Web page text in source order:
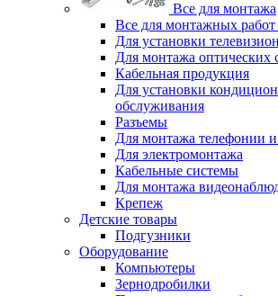
Все для монтажа
Все для монтажных работ
Для установки
Для монтажа оптических
Кабельная продукция
Для установки
обслуживания
Разъемы
Для монтажа телефонии
Для электромонтажа
Кабельные системы
Для монтажа
Крепеж
Детские товары
Подгузники
Оборудование
Компьютеры
Зернодробилки